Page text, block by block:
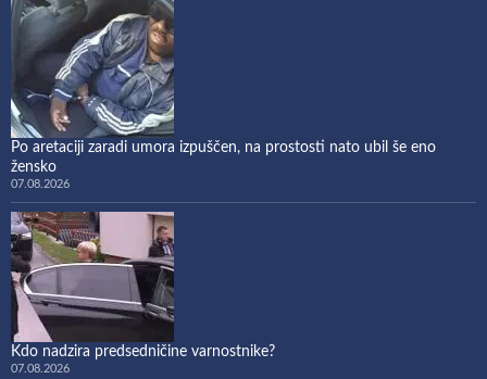
Po aretaciji zaradi umora izpuščen, na prostosti nato ubil še eno
žensko
07.08.2026
Kdo nadzira predsedničine varnostnike?
07.08.2026